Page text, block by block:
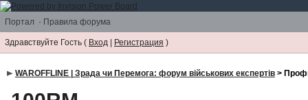
Портал · Правила форума
Здравствуйте Гость ( Вход | Регистрация )
WAROFFLINE | Зрада чи Перемога: форум військових експертів>